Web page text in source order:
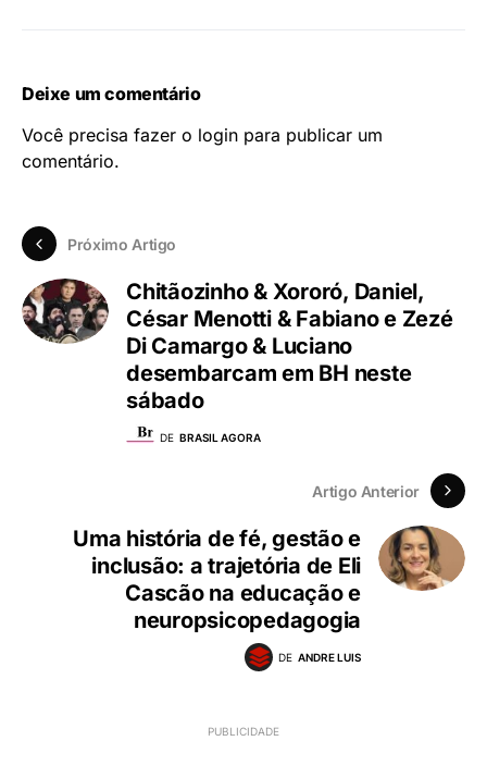
Deixe um comentário
Você precisa fazer o login para publicar um
comentário.
Próximo Artigo
Chitãozinho & Xororó, Daniel,
César Menotti & Fabiano e Zezé
Di Camargo & Luciano
desembarcam em BH neste
sábado
DE BRASIL AGORA
Artigo Anterior
Uma história de fé, gestão e
inclusão: a trajetória de Eli
Cascão na educação e
neuropsicopedagogia
DE ANDRE LUIS